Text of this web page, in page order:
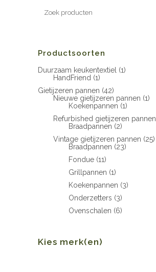
Productsoorten
Duurzaam keukentextiel (1)
HandFriend (1)
Gietijzeren pannen (42)
Nieuwe gietijzeren pannen (1)
Koekenpannen (1)
Refurbished gietijzeren pannen
Braadpannen (2)
Vintage gietijzeren pannen (25)
Braadpannen (23)
Fondue (11)
Grillpannen (1)
Koekenpannen (3)
Onderzetters (3)
Ovenschalen (6)
Kies merk(en)